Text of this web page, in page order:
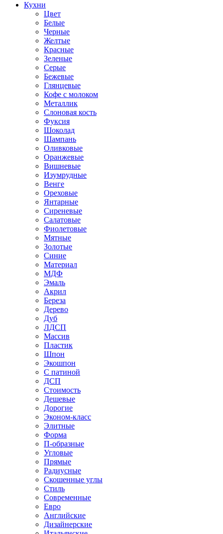
Кухни
Цвет
Белые
Черные
Желтые
Красные
Зеленые
Серые
Бежевые
Глянцевые
Кофе с молоком
Металлик
Слоновая кость
Фуксия
Шоколад
Шампань
Оливковые
Оранжевые
Вишневые
Изумрудные
Венге
Ореховые
Янтарные
Сиреневые
Салатовые
Фиолетовые
Мятные
Золотые
Синие
Материал
МДФ
Эмаль
Акрил
Береза
Дерево
Дуб
ЛДСП
Массив
Пластик
Шпон
Экошпон
С патиной
ДСП
Стоимость
Дешевые
Дорогие
Эконом-класс
Элитные
Форма
П-образные
Угловые
Прямые
Радиусные
Скошенные углы
Стиль
Современные
Евро
Английские
Дизайнерские